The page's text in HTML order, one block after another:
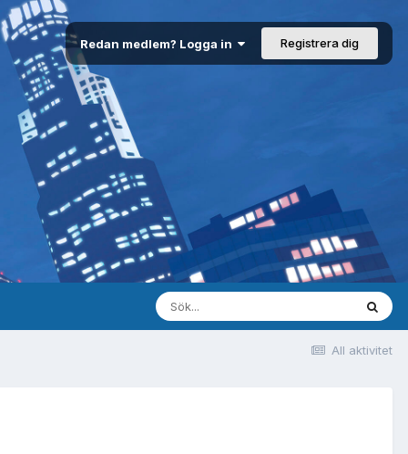
Redan medlem? Logga in Registrera dig
All aktivitet